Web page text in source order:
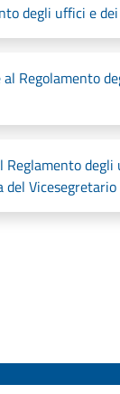
degli uffici e
al Regolamento
Reglamento
del Vicesegretario